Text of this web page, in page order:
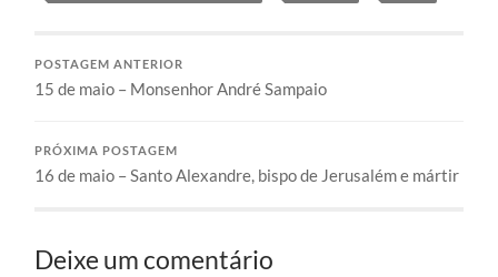
POSTAGEM ANTERIOR
15 de maio – Monsenhor André Sampaio
PRÓXIMA POSTAGEM
16 de maio – Santo Alexandre, bispo de Jerusalém e mártir
Deixe um comentário